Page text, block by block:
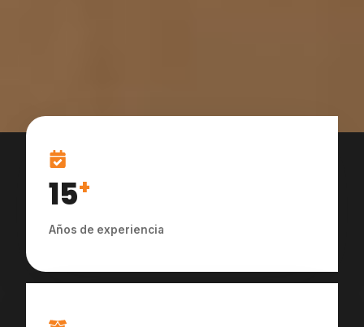
15+
Años de experiencia